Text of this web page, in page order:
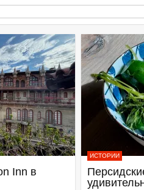
Inn в
ИСТОРИИ